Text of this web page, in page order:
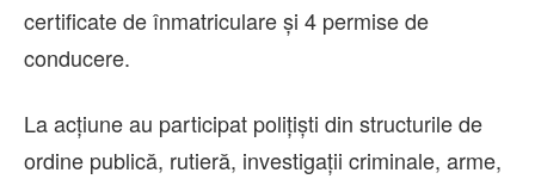
certificate de înmatriculare și 4 permise de
conducere.
La acțiune au participat polițiști din structurile de
ordine publică, rutieră, investigații criminale, arme,